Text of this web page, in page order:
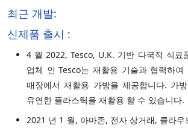
최근 개발:
신제품 출시 :
4 월 2022, Tesco, U.K. 기반 다국적 식료
업체 인 Tesco는 재활용 기술과 협력하
매장에서 재활용 가방을 제공합니다. 가
유연한 플라스틱을 재활용 할 수 있습니다.
2021 년 1 월, 아마존, 전자 상거래, 클라